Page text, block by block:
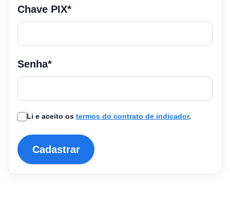
Chave PIX*
Senha*
Li e aceito os termos do contrato de indicador.
Cadastrar